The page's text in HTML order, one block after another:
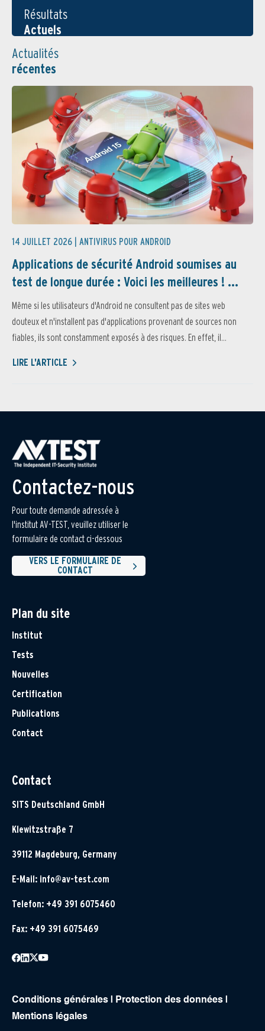
Résultats
Actuels
Actualités
récentes
14 JUILLET 2026 | ANTIVIRUS POUR ANDROID
Applications de sécurité Android soumises au
test de longue durée : Voici les meilleures ! ...
Même si les utilisateurs d'Android ne consultent pas de sites web
douteux et n'installent pas d'applications provenant de sources non
fiables, ils sont constamment exposés à des risques. En effet, il...
LIRE L'ARTICLE
Contactez-nous
Pour toute demande adressée à
l'institut AV-TEST, veuillez utiliser le
formulaire de contact ci-dessous
VERS LE FORMULAIRE DE
CONTACT
Plan du site
Institut
Tests
Nouvelles
Certification
Publications
Contact
Contact
SITS Deutschland GmbH
Klewitzstraße 7
39112 Magdeburg, Germany
E-Mail: info@av-test.com
Telefon: +49 391 6075460
Fax: +49 391 6075469
Conditions générales | Protection des données |
Mentions légales